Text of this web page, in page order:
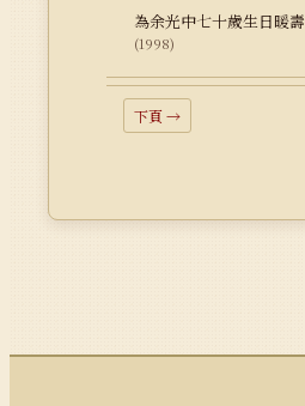
為余光中七十歲生日暖壽
(1998)
下頁 →